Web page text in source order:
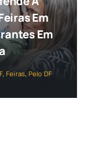
Em
Em
, Feiras, Pelo DF